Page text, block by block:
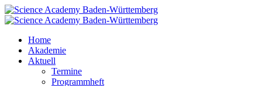
Home
Akademie
Aktuell
Termine
Programmheft